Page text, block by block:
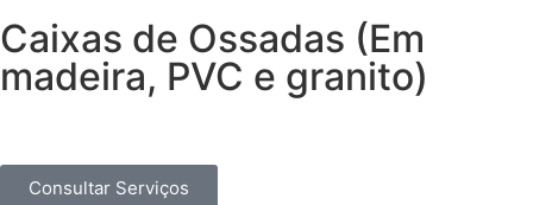
Caixas de Ossadas (Em
madeira, PVC e granito)
Consultar Serviços